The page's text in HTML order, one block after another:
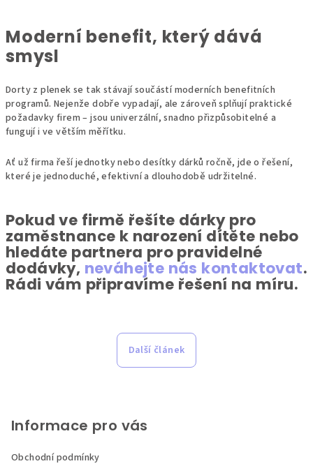
Moderní benefit, který dává
smysl
Dorty z plenek se tak stávají součástí moderních benefitních
programů. Nejenže dobře vypadají, ale zároveň splňují praktické
požadavky firem – jsou univerzální, snadno přizpůsobitelné a
fungují i ve větším měřítku.
Ať už firma řeší jednotky nebo desítky dárků ročně, jde o řešení,
které je jednoduché, efektivní a dlouhodobě udržitelné.
Pokud ve firmě řešíte dárky pro
zaměstnance k narození dítěte nebo
hledáte partnera pro pravidelné
dodávky, neváhejte nás kontaktovat.
Rádi vám připravíme řešení na míru.
Další článek
Informace pro vás
Obchodní podmínky